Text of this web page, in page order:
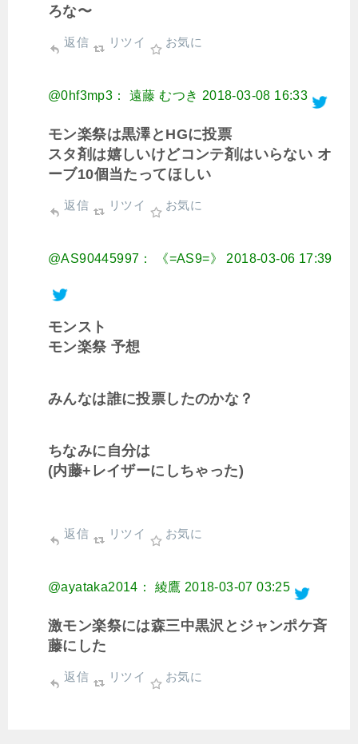
ろな〜
返信 リツイ お気に
@0hf3mp3： 遠藤 むつき 2018-03-08 16:33
モン楽祭は黒澤とHGに投票
スタ剤は嬉しいけどコンテ剤はいらない オ
ーブ10個当たってほしい
返信 リツイ お気に
@AS90445997： 《=AS9=》 2018-03-06 17:39
モンスト
モン楽祭 予想
みんなは誰に投票したのかな？
ちなみに自分は
(内藤+レイザーにしちゃった)
返信 リツイ お気に
@ayataka2014： 綾鷹 2018-03-07 03:25
激モン楽祭には森三中黒沢とジャンポケ斉
藤にした
返信 リツイ お気に